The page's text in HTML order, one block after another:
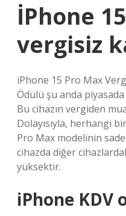
İPhone
vergisiz
iPhone 15 Pro Max
Ödülü şu anda
Bu cihazın vergiden
Dolayısıyla, herhangi
Pro Max modelinin
cihazda diğer
yüksektir.
iPhone KDV